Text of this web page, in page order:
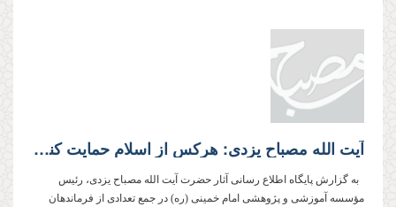
آیت الله مصباح یزدی: هركس از اسلام حمایت کند از او حمایت می‌‌کنیم ولی اگر منحرف شد بار اول تذكر می‌دهیم و در صورتی كه ترتیب اثر ندهند به گونه دیگری رفتار خواهد شد
به گزارش پایگاه اطلاع رسانی آثار حضرت آیت الله مصباح یزدی، رئیس
مؤسسه آموزشی و پژوهشی امام خمینی (ره) در جمع تعدادی از فرماندهان